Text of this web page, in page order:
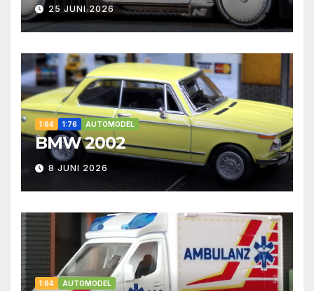
25 JUNI 2026
1:64 1:76 AUTOMODEL
BMW 2002
8 JUNI 2026
1:64 AUTOMODEL